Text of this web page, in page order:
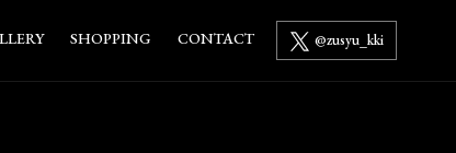
SHOPPING CONTACT @zusyu_kki